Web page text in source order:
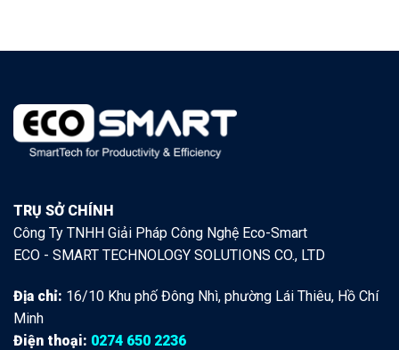
TRỤ SỞ CHÍNH
Công Ty TNHH Giải Pháp Công Nghệ Eco-Smart
ECO - SMART TECHNOLOGY SOLUTIONS CO., LTD
Địa chỉ: 16/10 Khu phố Đông Nhì, phường Lái Thiêu, Hồ Chí
Minh
Điện thoại: 0274 650 2236